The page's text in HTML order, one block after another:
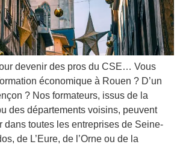
devenir des pros du CSE… Vous
économique à Rouen ? D’un
? Nos formateurs, issus de la
des départements voisins, peuvent
dans toutes les entreprises de Seine-
de L’Eure, de l’Orne ou de la